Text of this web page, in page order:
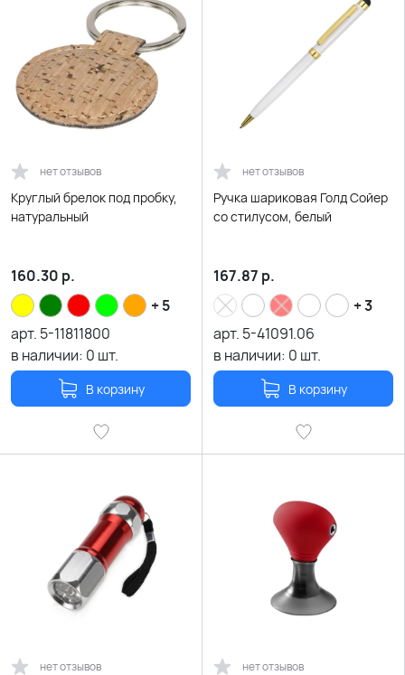
нет отзывов
Круглый брелок под пробку,
натуральный
160.30 р.
+ 5
арт. 5-11811800
в наличии: 0 шт.
В корзину
нет отзывов
Ручка шариковая Голд Сойер
со стилусом, белый
167.87 р.
+ 3
арт. 5-41091.06
в наличии: 0 шт.
В корзину
нет отзывов нет отзывов